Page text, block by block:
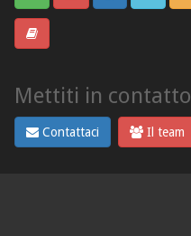
Mettiti in contatto
Contattaci Il team